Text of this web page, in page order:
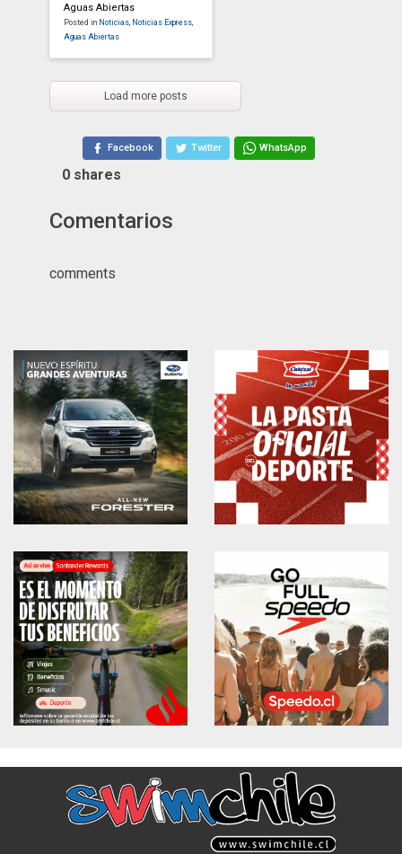
Aguas Abiertas
Posted in Noticias Noticias Express
Aguas Abiertas
Load more posts
Facebook Twitter WhatsApp
0 shares
Comentarios
comments